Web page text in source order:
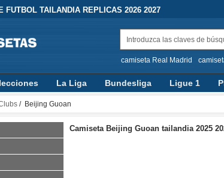
FUTBOL TAILANDIA REPLICAS 2026 2027
camiseta Real Madrid
La Liga Bundesliga Ligue 1
/ Beijing Guoan
Camiseta Beijing Guoan tailandia 2025